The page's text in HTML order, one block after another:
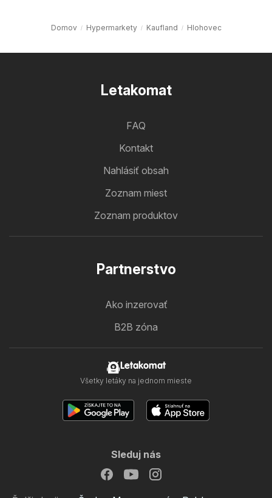
Domov Hypermarkety Kaufland Hlohovec
Letakomat
FAQ
Kontakt
Nahlásiť obsah
Zoznam miest
Zoznam produktov
Partnerstvo
Ako inzerovať
B2B zóna
Letakomat
Všetky letáky na jednom mieste
Sleduj nás